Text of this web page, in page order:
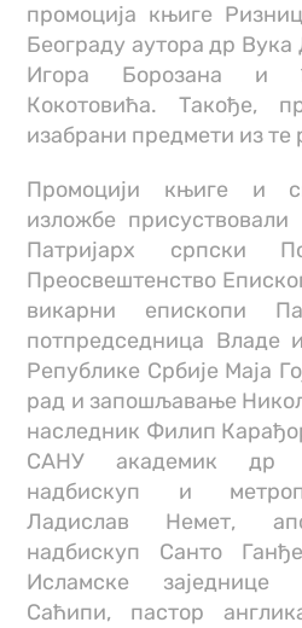
промоција књиге
Београду аутора др
Игора Борозана и
Кокотовића. Такође,
изабрани предмети из те
Промоцији књиге и
изложбе
Патријарх српски
Преосвештенство
викарни епископи
потпредседница Владе
Републике Србије Маја
рад и запошљавање
наследник Филип
САНУ академик др
надбискуп и
Ладислав Немет,
надбискуп Санто
Исламске заједнице
Саћипи, пастор